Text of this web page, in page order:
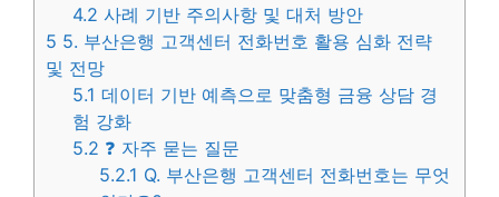
4.2 사례 기반 주의사항 및 대처 방안
5 5. 부산은행 고객센터 전화번호 활용 심화 전략
및 전망
5.1 데이터 기반 예측으로 맞춤형 금융 상담 경
험 강화
5.2 ❓ 자주 묻는 질문
5.2.1 Q. 부산은행 고객센터 전화번호는 무엇